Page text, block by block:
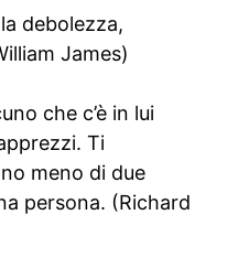
debolezza,
James)
che c’è in lui
Ti
meno di due
persona. (Richard